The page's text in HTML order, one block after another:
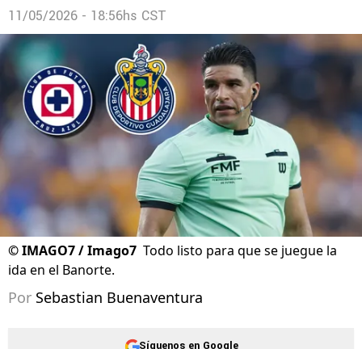
11/05/2026 - 18:56hs CST
©IMAGO7 / Imago7 Todo listo para que se juegue la
ida en el Banorte.
Por Sebastian Buenaventura
Síguenos en Google